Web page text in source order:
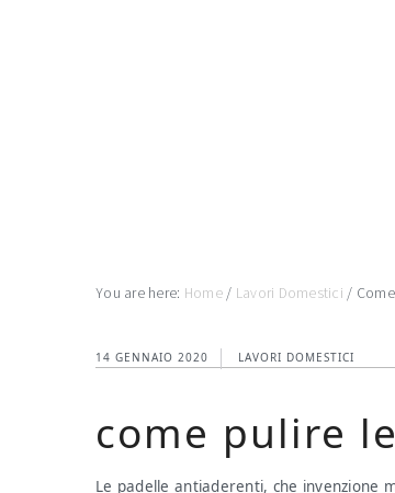
You are here: Home / Lavori Domestici /
14 GENNAIO 2020 LAVORI DOMESTICI
come pulire
Le padelle antiaderenti, che invenzione